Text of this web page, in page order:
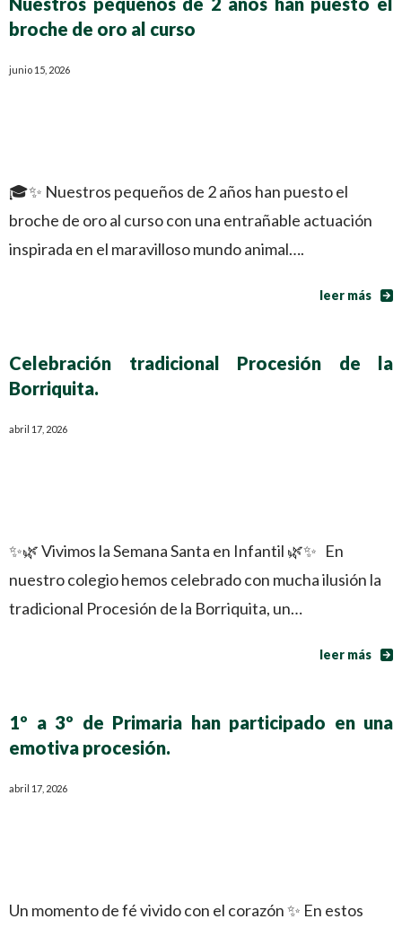
broche de oro al curso
junio 15, 2026
🎓✨ Nuestros pequeños de 2 años han puesto el
broche de oro al curso con una entrañable actuación
inspirada en el maravilloso mundo animal….
leer más
Celebración tradicional Procesión de la
Borriquita.
abril 17, 2026
✨🌿 Vivimos la Semana Santa en Infantil 🌿✨ En
nuestro colegio hemos celebrado con mucha ilusión la
tradicional Procesión de la Borriquita, un…
leer más
1º a 3º de Primaria han participado en una
emotiva procesión.
abril 17, 2026
Un momento de fé vivido con el corazón ✨ En estos